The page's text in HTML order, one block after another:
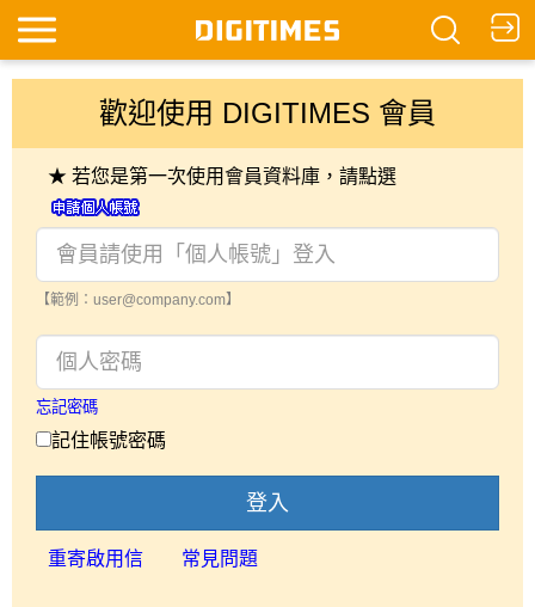
歡迎使用 DIGITIMES 會員
★ 若您是第一次使用會員資料庫，請點選
【範例：user@company.com】
忘記密碼
記住帳號密碼
登入
重寄啟用信 常見問題